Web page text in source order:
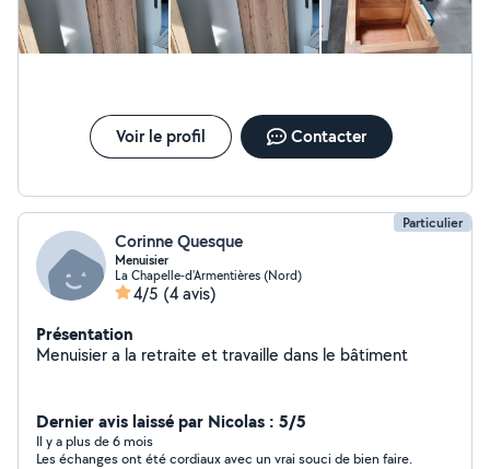
Voir le profil Contacter
Particulier
Corinne Quesque
Menuisier
La Chapelle-d'Armentières (Nord)
4/5 (4 avis)
Présentation
Menuisier a la retraite et travaille dans le bâtiment
Dernier avis laissé par Nicolas : 5/5
Il y a plus de 6 mois
Les échanges ont été cordiaux avec un vrai souci de bien faire.